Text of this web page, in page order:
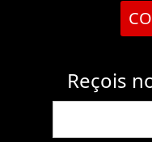
Reçois